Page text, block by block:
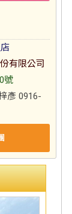
有限公司
號
彥 0916-